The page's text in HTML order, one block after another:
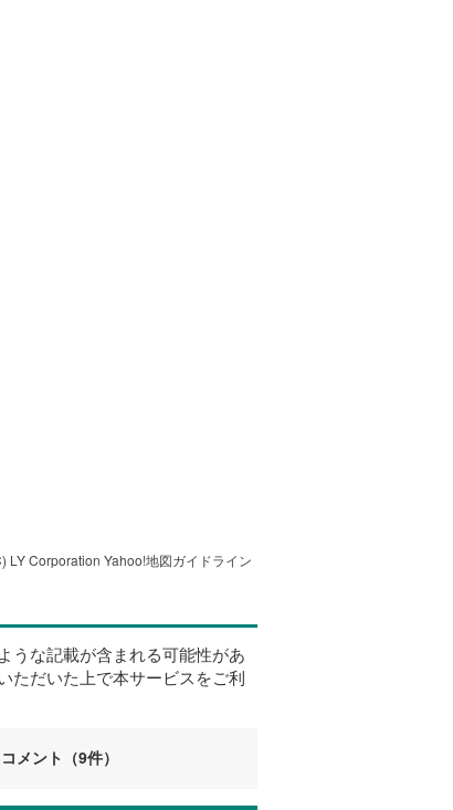
LY Corporation Yahoo!地図ガイドライン
うな記載が含まれる可能性があ
ただいた上で本サービスをご利
コメント（9件）